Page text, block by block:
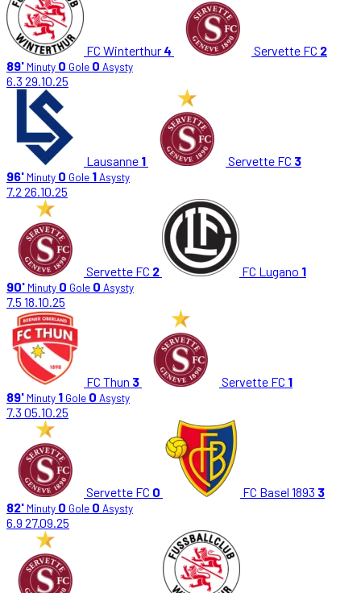
FC Winterthur 4 Servette FC 2
89' Minuty 0 Gole 0 Asysty
6.3 29.10.25
Lausanne 1 Servette FC 3
96' Minuty 0 Gole 1Asysty
7.2 26.10.25
Servette FC 2 FC Lugano 1
90' Minuty 0 Gole 0 Asysty
7.5 18.10.25
FC Thun 3 Servette FC 1
89' Minuty 1 Gole 0 Asysty
7.3 05.10.25
Servette FC 0 FC Basel 1893 3
82' Minuty 0 Gole 0 Asysty
6.9 27.09.25